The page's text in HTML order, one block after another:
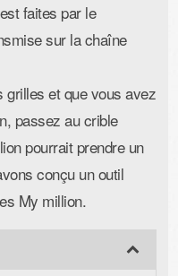
faites par le
sur la chaîne
et que vous avez
passez au crible
pourrait prendre un
conçu un outil
My million.